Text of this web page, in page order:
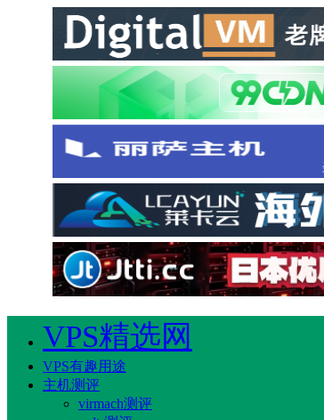
VPS精选网
VPS有趣用途
主机测评
virmach测评